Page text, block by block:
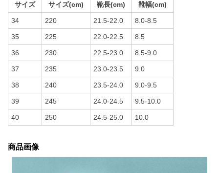
サイズ サイズ(cm) 靴長(cm) 靴幅(cm)
34 220 21.5-22.0 8.0-8.5
35 225 22.0-22.5 8.5
36 230 22.5-23.0 8.5-9.0
37 235 23.0-23.5 9.0
38 240 23.5-24.0 9.0-9.5
39 245 24.0-24.5 9.5-10.0
40 250 24.5-25.0 10.0
商品画像